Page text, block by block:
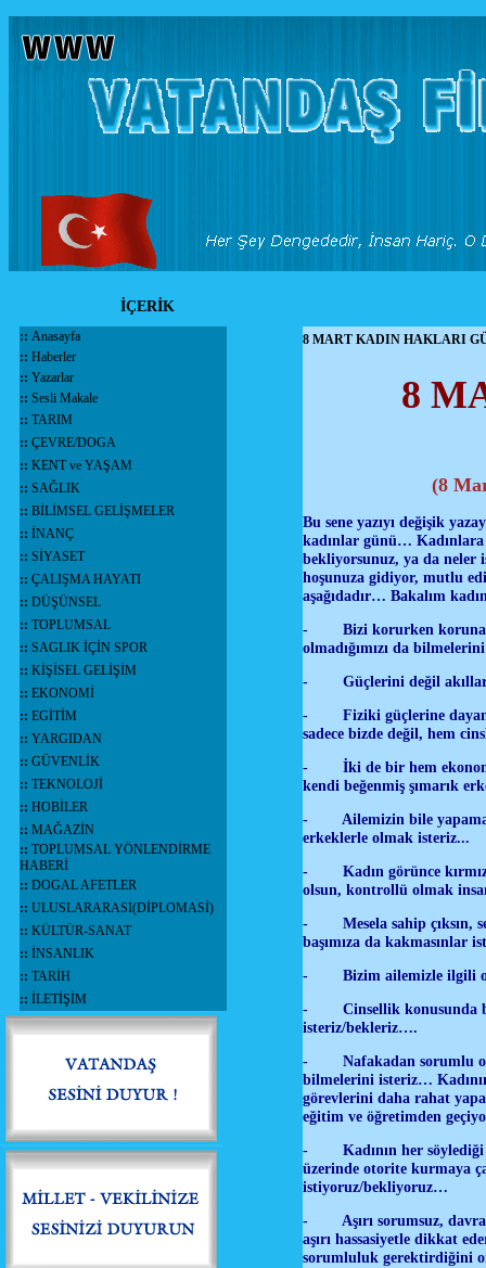
İÇERİK
:: Anasayfa
:: Haberler
:: Yazarlar
:: Sesli Makale
:: TARIM
:: ÇEVRE/DOGA
:: KENT ve YAŞAM
:: SAĞLIK
:: BİLİMSEL GELİŞMELER
:: İNANÇ
:: SİYASET
:: ÇALIŞMA HAYATI
:: DÜŞÜNSEL
:: TOPLUMSAL
:: SAGLIK İÇİN SPOR
:: KİŞİSEL GELİŞİM
:: EKONOMİ
:: EGİTİM
:: YARGIDAN
:: GÜVENLİK
:: TEKNOLOJİ
:: HOBİLER
:: MAĞAZİN
:: TOPLUMSAL YÖNLENDİRME
HABERİ
:: DOGAL AFETLER
:: ULUSLARARASI(DİPLOMASİ)
:: KÜLTÜR-SANAT
:: İNSANLIK
:: TARİH
:: İLETİŞİM
8 MART KADIN HAKLARI
8
(8
Bu sene yazıyı değişik
kadınlar günü…
bekliyorsunuz, ya da neler
hoşunuza gidiyor, mutlu
aşağıdadır… Bakalım
- Bizi korurken korunana
olmadığımızı da
- Güçlerini değil
- Fiziki güçlerine
sadece bizde değil, hem
- İki de bir hem
kendi beğenmiş şımarık
- Ailemizin bile
erkeklerle olmak isteriz...
- Kadın görünce kırmızı
olsun, kontrollü olmak
- Mesela sahip çıksın,
başımıza da kakmasınlar
- Bizim ailemizle ilgili
- Cinsellik konusunda
isteriz/bekleriz….
- Nafakadan sorumlu
bilmelerini isteriz…
görevlerini daha rahat
eğitim ve öğretimden
- Kadının her söylediği
üzerinde otorite kurmaya
istiyoruz/bekliyoruz…
- Aşırı sorumsuz,
aşırı hassasiyetle dikkat
sorumluluk gerektirdiğini